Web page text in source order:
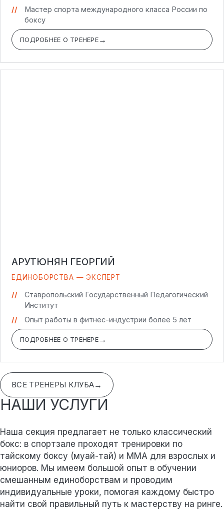
Мастер спорта международного класса России по
боксу
ПОДРОБНЕЕ О ТРЕНЕРЕ
АРУТЮНЯН ГЕОРГИЙ
ЕДИНОБОРСТВА — ЭКСПЕРТ
Ставропольский Государственный Педагогический
Институт
Опыт работы в фитнес-индустрии более 5 лет
ПОДРОБНЕЕ О ТРЕНЕРЕ
ВСЕ ТРЕНЕРЫ КЛУБА
НАШИ УСЛУГИ
Наша секция предлагает не только классический
бокс: в спортзале проходят тренировки по
тайскому боксу (муай-тай) и ММА для взрослых и
юниоров. Мы имеем большой опыт в обучении
смешанным единоборствам и проводим
индивидуальные уроки, помогая каждому быстро
найти свой правильный путь к мастерству на ринге.